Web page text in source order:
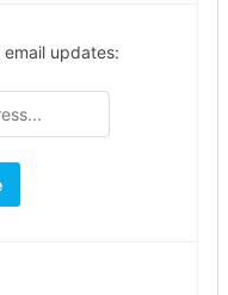
updates: